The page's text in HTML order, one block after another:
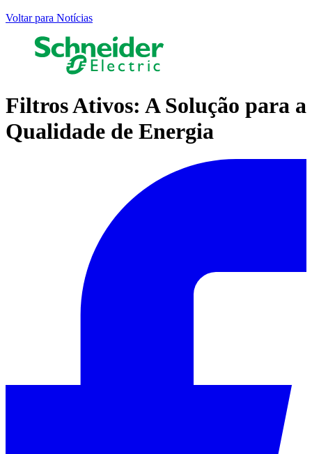
Voltar para Notícias
Filtros Ativos: A Solução para a
Qualidade de Energia